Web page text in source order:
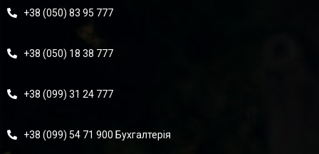
+38 (050) 83 95 777
+38 (050) 18 38 777
+38 (099) 31 24 777
+38 (099) 54 71 900 Бухгалтерія